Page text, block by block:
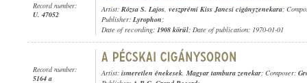
Record number:
U. 47052
Artist: Rózsa S. Lajos, veszprémi Kiss Jancsi cigányzenekara;
Publisher: Lyrophon;
Date of recording: 1908 körül; Date of publication: 1970-01-01
Record number:
5164 a
Artist: ismeretlen énekesek, Magyar tambura zenekar; Composer: